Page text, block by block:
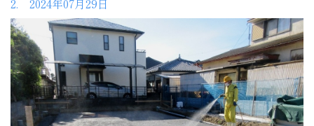
2. 2024年07月29日